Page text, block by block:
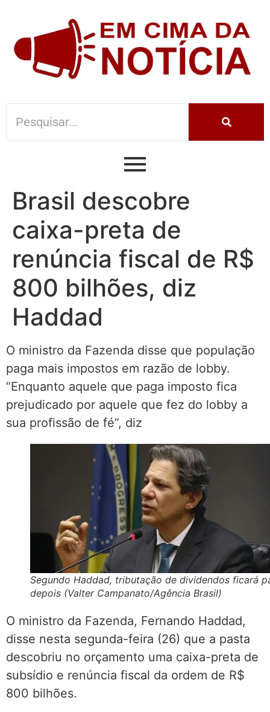
Brasil descobre
caixa-preta de
renúncia fiscal de R$
800 bilhões, diz
Haddad
O ministro da Fazenda disse que população
paga mais impostos em razão de lobby.
“Enquanto aquele que paga imposto fica
prejudicado por aquele que fez do lobby a
sua profissão de fé”, diz
Segundo Haddad, tributação de dividendos ficará
depois (Valter Campanato/Agência Brasil)
O ministro da Fazenda, Fernando Haddad,
disse nesta segunda-feira (26) que a pasta
descobriu no orçamento uma caixa-preta de
subsídio e renúncia fiscal da ordem de R$
800 bilhões.